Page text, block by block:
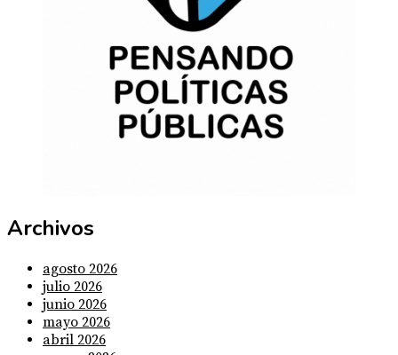
Archivos
agosto 2026
julio 2026
junio 2026
mayo 2026
abril 2026